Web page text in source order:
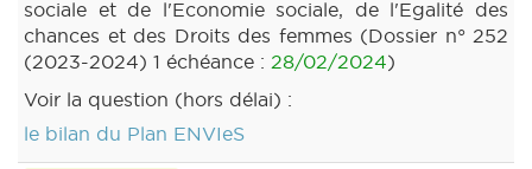
sociale et de l'Economie sociale, de l'Egalité des
chances et des Droits des femmes (Dossier n° 252
(2023-2024) 1 échéance : 28/02/2024)
Voir la question (hors délai) :
le bilan du Plan ENVIeS